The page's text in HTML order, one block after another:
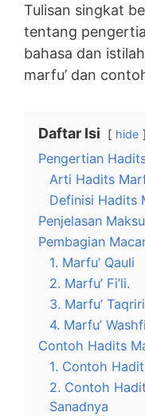
Tulisan singkat
tentang
bahasa dan
marfu’ dan
Daftar Isi hide
Pengertian
Arti Hadits
Definisi Hadits
Penjelasan
Pembagian
1. Marfu’ Qauli
2. Marfu’ Fi’li.
3. Marfu’
4. Marfu’
Contoh Hadits
1. Contoh
2. Contoh
Sanadnya